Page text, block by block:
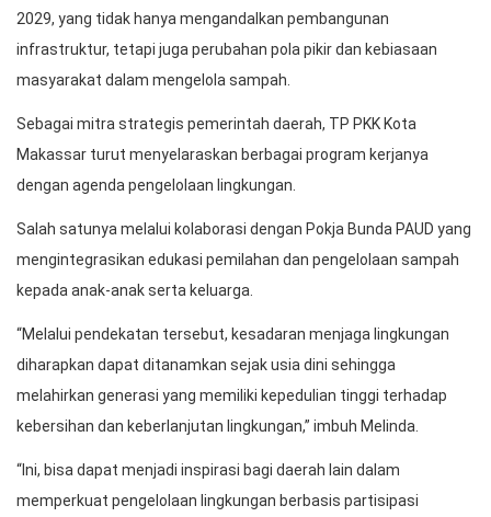
2029, yang tidak hanya mengandalkan pembangunan
infrastruktur, tetapi juga perubahan pola pikir dan kebiasaan
masyarakat dalam mengelola sampah.
Sebagai mitra strategis pemerintah daerah, TP PKK Kota
Makassar turut menyelaraskan berbagai program kerjanya
dengan agenda pengelolaan lingkungan.
Salah satunya melalui kolaborasi dengan Pokja Bunda PAUD yang
mengintegrasikan edukasi pemilahan dan pengelolaan sampah
kepada anak-anak serta keluarga.
“Melalui pendekatan tersebut, kesadaran menjaga lingkungan
diharapkan dapat ditanamkan sejak usia dini sehingga
melahirkan generasi yang memiliki kepedulian tinggi terhadap
kebersihan dan keberlanjutan lingkungan,” imbuh Melinda.
“Ini, bisa dapat menjadi inspirasi bagi daerah lain dalam
memperkuat pengelolaan lingkungan berbasis partisipasi